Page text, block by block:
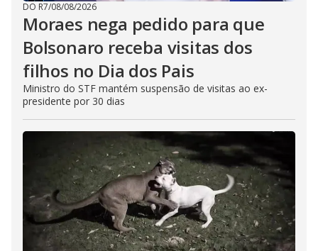
DO R7/08/08/2026
Moraes nega pedido para que
Bolsonaro receba visitas dos
filhos no Dia dos Pais
Ministro do STF mantém suspensão de visitas ao ex-
presidente por 30 dias